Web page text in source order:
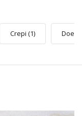
Crepi (1) Doe-